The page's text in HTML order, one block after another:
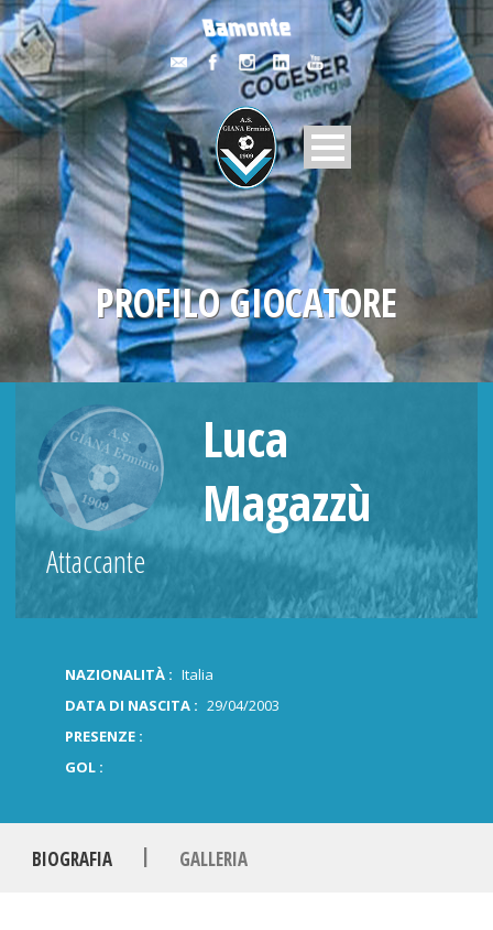
PROFILO GIOCATORE
Luca
Magazzù
Attaccante
NAZIONALITÀ : Italia
DATA DI NASCITA : 29/04/2003
PRESENZE :
GOL :
BIOGRAFIA | GALLERIA